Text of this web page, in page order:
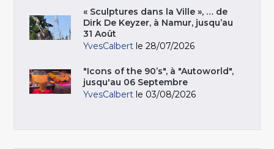
« Sculptures dans la Ville », … de
Dirk De Keyzer, à Namur, jusqu’au
31 Août
YvesCalbert le 28/07/2026
"Icons of the 90’s", à "Autoworld",
jusqu'au 06 Septembre
YvesCalbert le 03/08/2026